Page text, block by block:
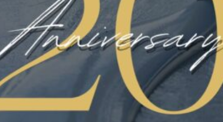
l’ambiente circostante.
Utilizziamo tecnologie all’avanguardia per
garantire che ogni pavimento sia non solo
esteticamente gradevole, ma anche
funzionale. I nostri pavimenti sono resistenti,
facili da pulire e da mantenere, garantendo
una lunga durata.
Selezioniamo solo i migliori fornitori, per